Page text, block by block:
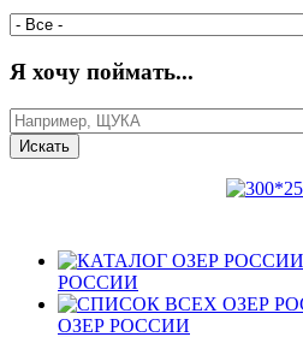
Я хочу поймать...
РОССИИ
ОЗЕР РОССИИ